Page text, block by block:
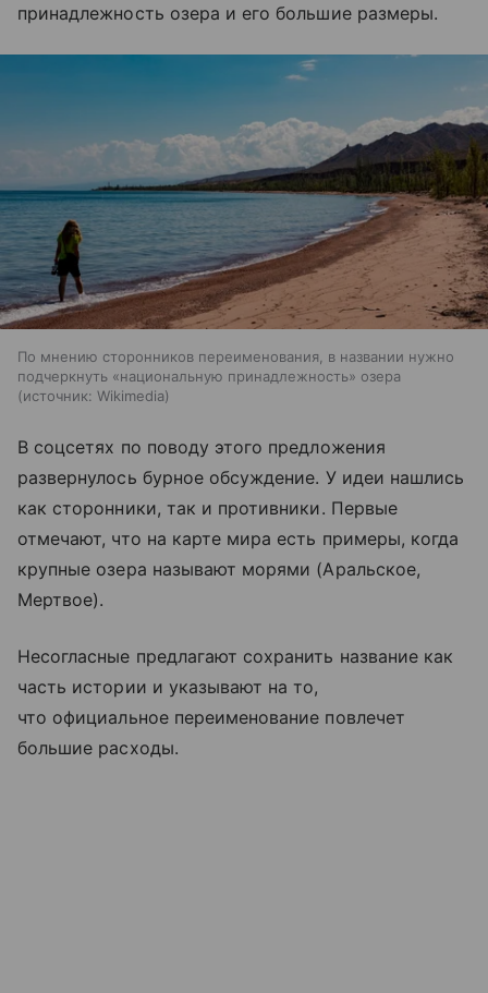
принадлежность озера и его большие размеры.
По мнению сторонников переименования, в названии нужно
подчеркнуть «национальную принадлежность» озера
источник: Wikimedia
В соцсетях по поводу этого предложения
развернулось бурное обсуждение. У идеи нашлись
как сторонники, так и противники. Первые
отмечают, что на карте мира есть примеры, когда
крупные озера называют морями (Аральское,
Мертвое).
Несогласные предлагают сохранить название как
часть истории и указывают на то,
что официальное переименование повлечет
большие расходы.